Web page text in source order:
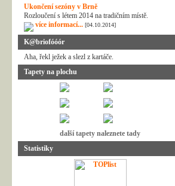
Ukončení sezóny v Brně
Rozloučení s létem 2014 na tradičním místě.
více informací... [04.10.2014]
K@briofóóór
Aha, řekl ježek a slezl z kartáče.
Tapety na plochu
další tapety naleznete tady
Statistiky